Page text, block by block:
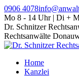
Zum
Inhalt
springen
0906 4078
Mo 8 - 14 Uhr | Di +
Dr. Schnitzer
Rechtsanwälte
Home
Kanzlei